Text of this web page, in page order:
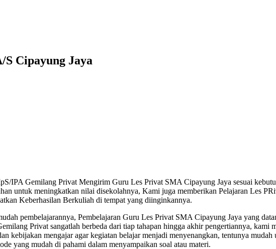
Cipayung Jaya
IPA Gemilang Privat Mengirim Guru Les Privat SMA Cipayung Jaya sesuai
untuk meningkatkan nilai disekolahnya, Kami juga memberikan Pelajaran Les
Keberhasilan Berkuliah di tempat yang diinginkannya.
pembelajarannya, Pembelajaran Guru Les Privat SMA Cipayung Jaya yang
Privat sangatlah berbeda dari tiap tahapan hingga akhir pengertiannya, kami
kebijakan mengajar agar kegiatan belajar menjadi menyenangkan, tentunya mudah
yang mudah di pahami dalam menyampaikan soal atau materi.